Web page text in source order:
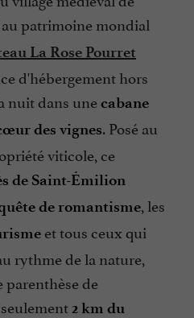
au patrimoine mondial
La Rose Pourret
d'hébergement hors
nuit dans unecabane
des vignes. Posé au
viticole, ce
de Saint-Émilion
de romantisme , les
et tous ceux qui
rythme de la nature,
de
2 km du